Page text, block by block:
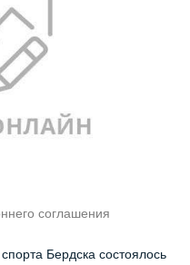
соглашения
Бердска состоялось